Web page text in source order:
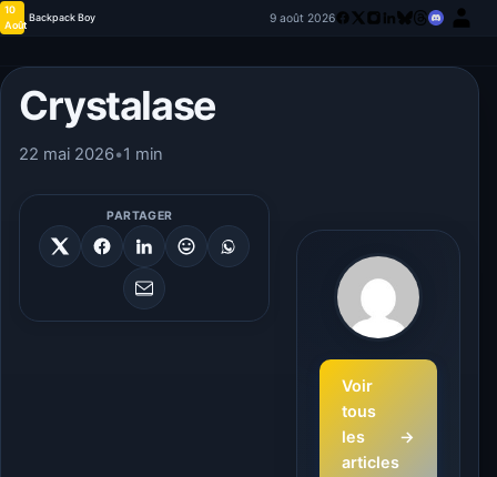
10
Août
Backpack Boy 9 août 2026
Crystalase
22 mai 2026•1 min
PARTAGER
Voir
tous
les
articles
→